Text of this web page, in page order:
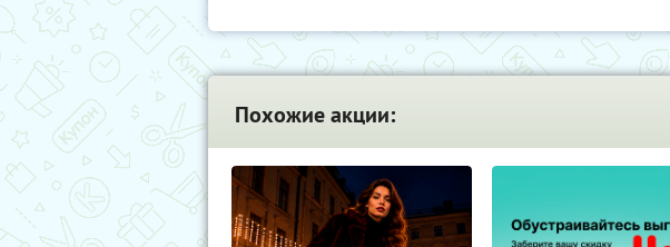
Похожие акции: